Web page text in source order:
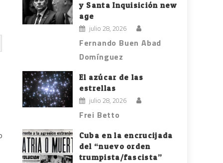
y Santa Inquisición new
age
julio 28, 2026
Fernando Buen Abad
Domínguez
El azúcar de las
estrellas
julio 28, 2026
Frei Betto
Cuba en la encrucijada
del “nuevo orden
trumpista/fascista”